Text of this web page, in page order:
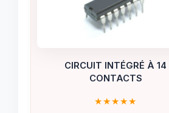
CIRCUIT INTÉGRÉ À 14
CONTACTS